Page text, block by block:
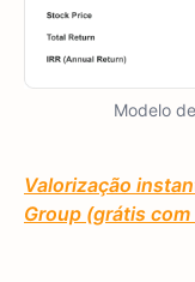
Modelo
Valorização
Group (grátis com